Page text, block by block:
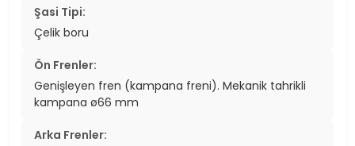
Şasi Tipi:
Çelik boru
Ön Frenler:
Genişleyen fren (kampana freni). Mekanik tahrikli
kampana ø66 mm
Arka Frenler: